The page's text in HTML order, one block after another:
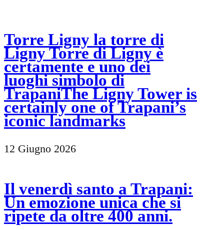
Torre Ligny la torre di
Ligny Torre di Ligny è
certamente e uno dei
luoghi simbolo di
TrapaniThe Ligny Tower is
certainly one of Trapani’s
iconic landmarks
12 Giugno 2026
Il venerdì santo a Trapani:
Un emozione unica che si
ripete da oltre 400 anni.